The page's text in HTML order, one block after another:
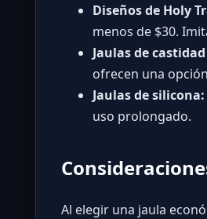
Diseños de Holy
menos de $30.
Jaulas de
ofrecen una
Jaulas de silicona:
uso prolongado.
Al elegir una jaula